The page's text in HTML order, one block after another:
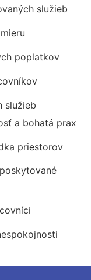
služieb
poplatkov
služieb
a bohatá prax
priestorov